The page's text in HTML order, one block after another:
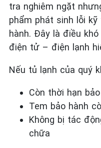
tra nghiêm ngặt
phẩm phát sinh lỗi
hành. Đây là điều
điện tử – điện lạnh
Nếu tủ lạnh của quý
Còn thời hạn
Tem bảo hành
Không bị tác
chữa